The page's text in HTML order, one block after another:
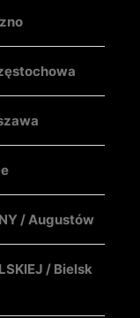
/ Augustów
/ Bielsk